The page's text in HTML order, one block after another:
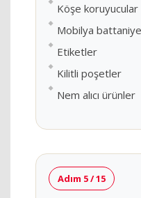
Köşe koruyucular
Mobilya
Etiketler
Kilitli poşetler
Nem alıcı ürünler
Adım 5 / 15